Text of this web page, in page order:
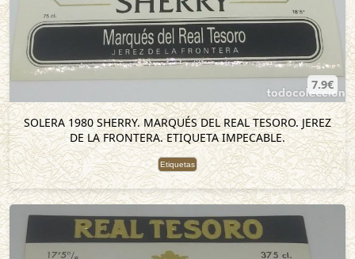
7.9€
SOLERA 1980 SHERRY. MARQUÉS DEL REAL TESORO. JEREZ
DE LA FRONTERA. ETIQUETA IMPECABLE.
Etiquetas